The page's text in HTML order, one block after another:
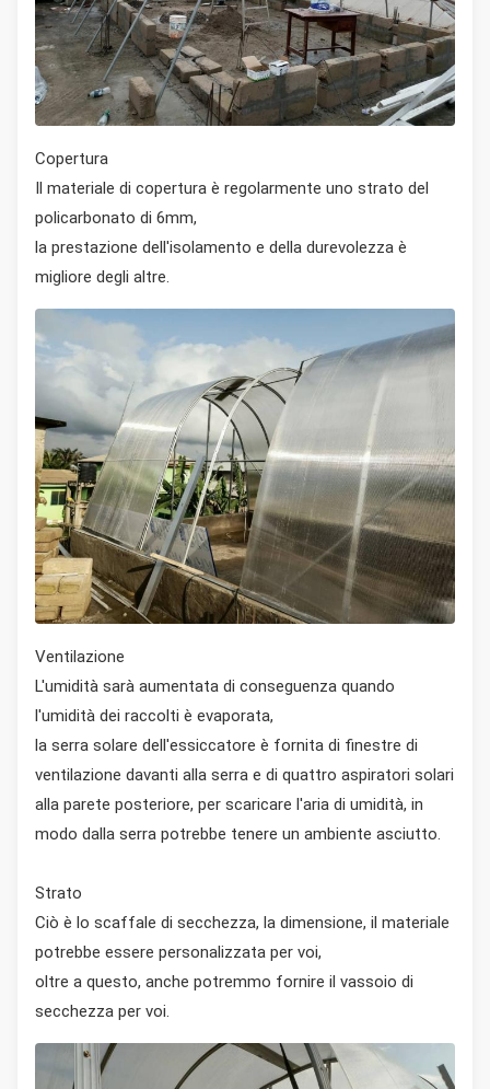
Copertura
Il materiale di copertura è regolarmente uno strato del
policarbonato di 6mm,
la prestazione dell'isolamento e della durevolezza è
migliore degli altre.
Ventilazione
L'umidità sarà aumentata di conseguenza quando
l'umidità dei raccolti è evaporata,
la serra solare dell'essiccatore è fornita di finestre di
ventilazione davanti alla serra e di quattro aspiratori solari
alla parete posteriore, per scaricare l'aria di umidità, in
modo dalla serra potrebbe tenere un ambiente asciutto.
Strato
Ciò è lo scaffale di secchezza, la dimensione, il materiale
potrebbe essere personalizzata per voi,
oltre a questo, anche potremmo fornire il vassoio di
secchezza per voi.